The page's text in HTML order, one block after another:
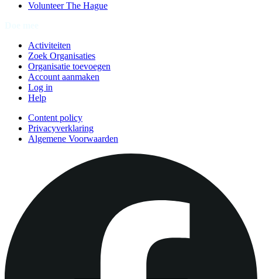
Volunteer The Hague
Activiteiten
Zoek Organisaties
Organisatie toevoegen
Account aanmaken
Log in
Help
Content policy
Privacyverklaring
Algemene Voorwaarden